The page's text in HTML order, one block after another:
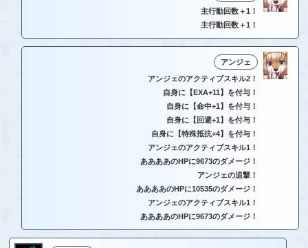
主行動回数＋1！
主行動回数＋1！
アンジェ
アンジェのアクティブスキル2！
自身に【EXA+11】を付与！
自身に【命中+1】を付与！
自身に【回避+1】を付与！
自身に【特殊抵抗+4】を付与！
アンジェのアクティブスキル1！
ああああのHPに9673のダメージ！
アンジェの追撃！
ああああのHPに10535のダメージ！
アンジェのアクティブスキル1！
ああああのHPに9673のダメージ！